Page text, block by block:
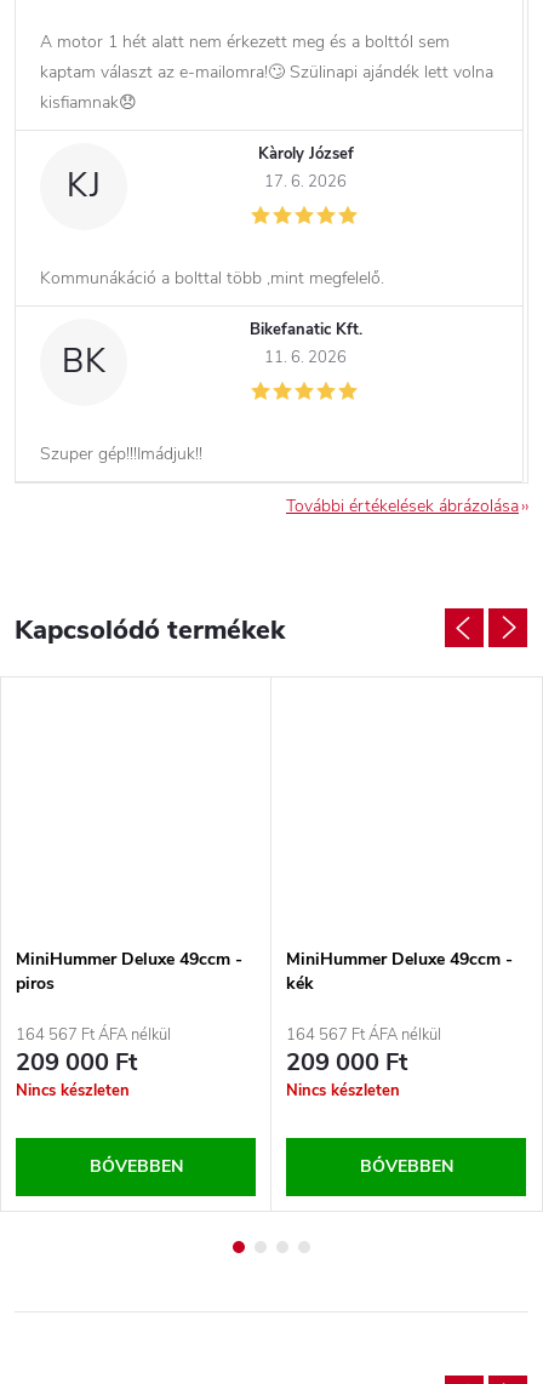
A motor 1 hét alatt nem érkezett meg és a bolttól sem
kaptam választ az e-mailomra!🙄 Szülinapi ajándék lett volna
kisfiamnak😞
KJ
Kàroly József
17. 6. 2026
Kommunákáció a bolttal több ,mint megfelelő.
BK
Bikefanatic Kft.
11. 6. 2026
Szuper gép!!!Imádjuk!!
További értékelések ábrázolása
Kapcsolódó termékek
MiniHummer Deluxe 49ccm -
piros
164 567 Ft ÁFA nélkül
209 000 Ft
Nincs készleten
BŐVEBBEN
MiniHummer Deluxe 49ccm -
kék
164 567 Ft ÁFA nélkül
209 000 Ft
Nincs készleten
BŐVEBBEN